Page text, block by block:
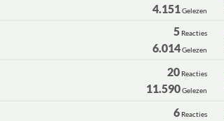
4.151Gelezen
5 Reacties
6.014Gelezen
20 Reacties
11.590Gelezen
6 Reacties